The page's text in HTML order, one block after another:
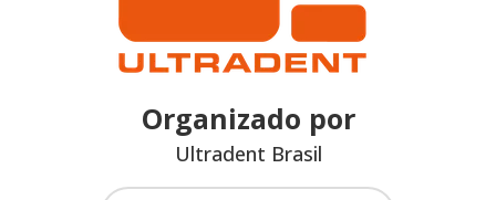
Organizado por
Ultradent Brasil